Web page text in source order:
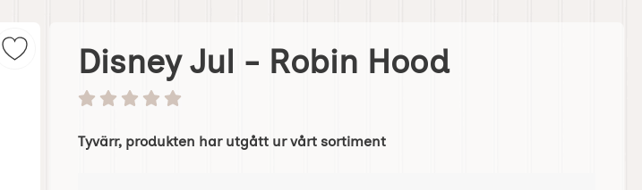
Markera disney Jul - Robin Hood som favorit
Disney Jul - Robin Hood
Betyg: 0 stjärnor av 5
Tyvärr, produkten har utgått ur vårt sortiment